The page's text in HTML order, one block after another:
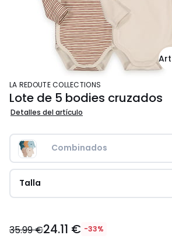
LA REDOUTE COLLECTIONS
Lote de 5 bodies cruzados
Detalles del artículo
Combinados
Talla
€
35.99 €24.11 € -33%